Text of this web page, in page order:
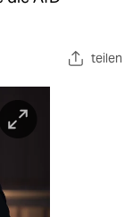
teilen